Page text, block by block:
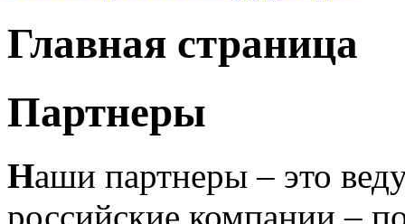
Главная страница
Партнеры
Наши партнеры – это